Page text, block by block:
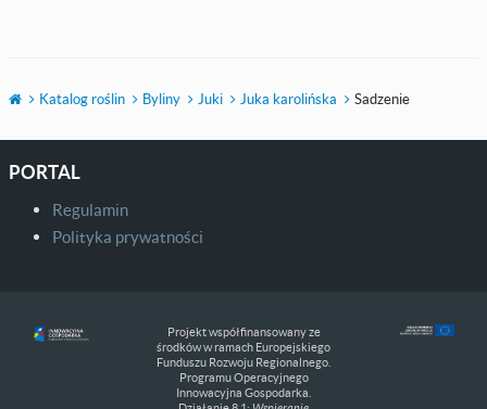
Katalog roślin Byliny Juki Juka karolińska Sadzenie
PORTAL
Regulamin
Polityka prywatności
Projekt współfinansowany ze
środków w ramach Europejskiego
Funduszu Rozwoju Regionalnego.
Programu Operacyjnego
Innowacyjna Gospodarka.